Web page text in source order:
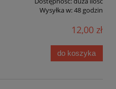
Wysyłka w:48 godzin
12,00 zł
do koszyka